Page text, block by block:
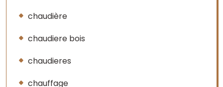
chaudière
chaudiere bois
chaudieres
chauffage